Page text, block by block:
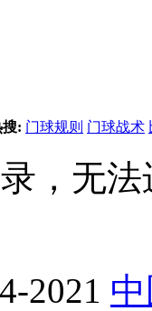
搜: 门球规则 门球战术
，无
2021